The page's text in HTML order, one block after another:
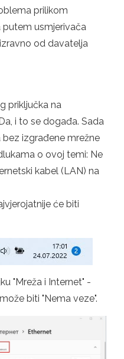
prilikom
usmjerivača
od davatelja
priključka na
i to se događa. Sada
izgrađene mrežne
o ovoj temi: Ne
kabel (LAN) na
će biti
"Mreža i Internet" -
biti "Nema veze".